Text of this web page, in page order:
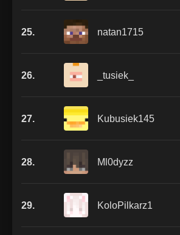
25. natan1715
26. _tusiek_
27. Kubusiek145
28. Ml0dyzz
29. KoloPilkarz1